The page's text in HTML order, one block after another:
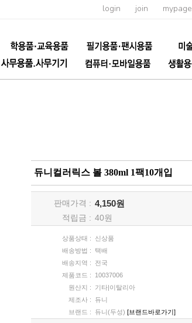
login join mypage
듀니컬러릭스 볼 380ml 1팩10개입
판매가격 : 4,150원
적립금 : 40원
상품상태 :
신상품
배송방법 :
택배
배송지역 :
전국
제품코드 :
10037006
원산지 :
기타|이탈리아
제조사 :
듀니
브랜드 :
듀니(두성) [브랜드바로가기]